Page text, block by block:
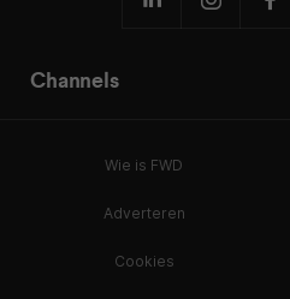
Channels
Wie is FWD
Adverteren
Cookies